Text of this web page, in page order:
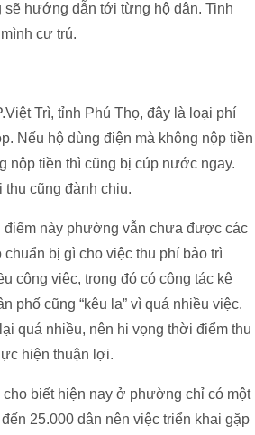
hướng dẫn tới từng hộ dân. Tinh
cư trú.
Trì, tỉnh Phú Thọ, đây là loại phí
Nếu hộ dùng điện mà không nộp tiền
nộp tiền thì cũng bị cúp nước ngay.
cũng đành chịu.
điểm này phường vẫn chưa được các
bị gì cho việc thu phí bảo trì
công việc, trong đó có công tác kê
phố cũng “kêu la” vì quá nhiều việc.
quá nhiều, nên hi vọng thời điểm thu
hiện thuận lợi.
cho biết hiện nay ở phường chỉ có một
25.000 dân nên việc triển khai gặp